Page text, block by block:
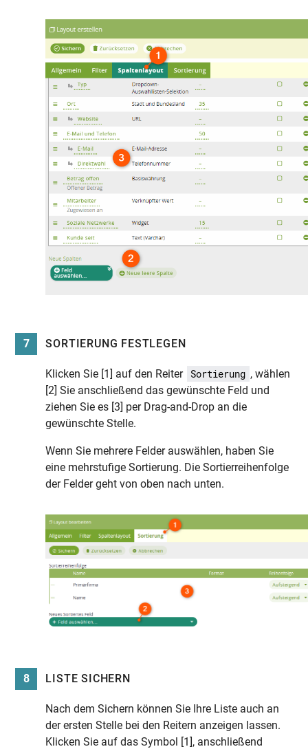
7 SORTIERUNG FESTLEGEN
Klicken Sie [1] auf den Reiter Sortierung , wählen
[2] Sie anschließend das gewünschte Feld und
ziehen Sie es [3] per Drag-and-Drop an die
gewünschte Stelle.
Wenn Sie mehrere Felder auswählen, haben Sie
eine mehrstufige Sortierung. Die Sortierreihenfolge
der Felder geht von oben nach unten.
8 LISTE SICHERN
Nach dem Sichern können Sie Ihre Liste auch an
der ersten Stelle bei den Reitern anzeigen lassen.
Klicken Sie auf das Symbol [1], anschließend